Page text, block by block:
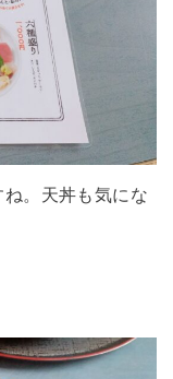
。天丼も気にな